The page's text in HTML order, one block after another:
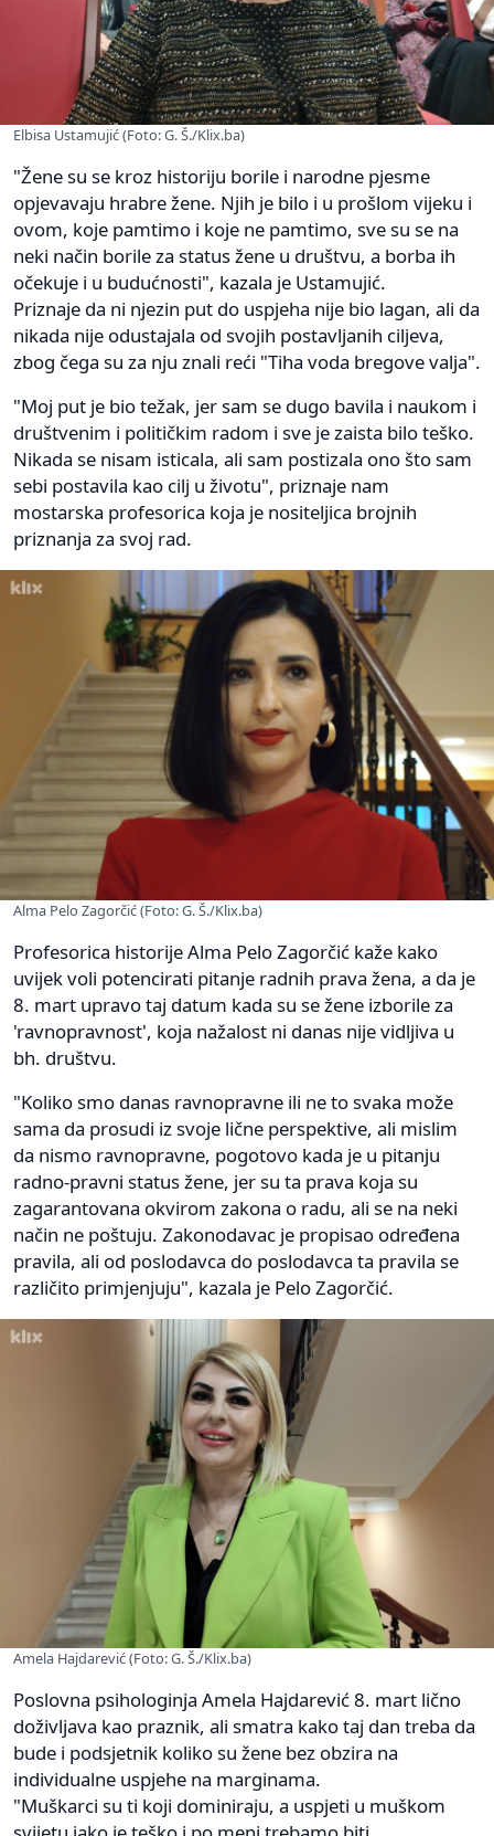
Elbisa Ustamujić (Foto: G. Š./Klix.ba)
"Žene su se kroz historiju borile i narodne pjesme
opjevavaju hrabre žene. Njih je bilo i u prošlom vijeku i
ovom, koje pamtimo i koje ne pamtimo, sve su se na
neki način borile za status žene u društvu, a borba ih
očekuje i u budućnosti", kazala je Ustamujić.
Priznaje da ni njezin put do uspjeha nije bio lagan, ali da
nikada nije odustajala od svojih postavljanih ciljeva,
zbog čega su za nju znali reći "Tiha voda bregove valja".
"Moj put je bio težak, jer sam se dugo bavila i naukom i
društvenim i političkim radom i sve je zaista bilo teško.
Nikada se nisam isticala, ali sam postizala ono što sam
sebi postavila kao cilj u životu", priznaje nam
mostarska profesorica koja je nositeljica brojnih
priznanja za svoj rad.
Alma Pelo Zagorčić (Foto: G. Š./Klix.ba)
Profesorica historije Alma Pelo Zagorčić kaže kako
uvijek voli potencirati pitanje radnih prava žena, a da je
8. mart upravo taj datum kada su se žene izborile za
'ravnopravnost', koja nažalost ni danas nije vidljiva u
bh. društvu.
"Koliko smo danas ravnopravne ili ne to svaka može
sama da prosudi iz svoje lične perspektive, ali mislim
da nismo ravnopravne, pogotovo kada je u pitanju
radno-pravni status žene, jer su ta prava koja su
zagarantovana okvirom zakona o radu, ali se na neki
način ne poštuju. Zakonodavac je propisao određena
pravila, ali od poslodavca do poslodavca ta pravila se
različito primjenjuju", kazala je Pelo Zagorčić.
Amela Hajdarević (Foto: G. Š./Klix.ba)
Poslovna psihologinja Amela Hajdarević 8. mart lično
doživljava kao praznik, ali smatra kako taj dan treba da
bude i podsjetnik koliko su žene bez obzira na
individualne uspjehe na marginama.
"Muškarci su ti koji dominiraju, a uspjeti u muškom